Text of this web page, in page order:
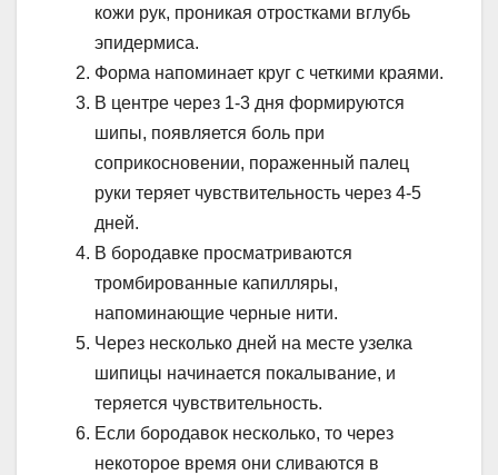
кожи рук, проникая отростками вглубь
эпидермиса.
Форма напоминает круг с четкими краями.
В центре через 1-3 дня формируются
шипы, появляется боль при
соприкосновении, пораженный палец
руки теряет чувствительность через 4-5
дней.
В бородавке просматриваются
тромбированные капилляры,
напоминающие черные нити.
Через несколько дней на месте узелка
шипицы начинается покалывание, и
теряется чувствительность.
Если бородавок несколько, то через
некоторое время они сливаются в